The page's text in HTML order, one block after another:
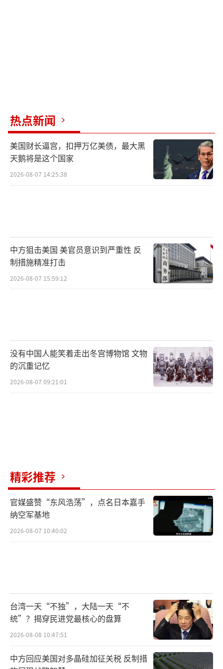
楼造成“轻微破坏”，俄国防部随后指控乌方
实施“恐怖袭击”，并称“8架无人机均被击
中”。路透社形容，这是乌克兰对莫斯科发动
的“最大规模无人机袭击”。同时，乌国防部
称俄军再次对基辅发动无人机袭击，“已击落3
当天晚些时候表态说，美国不支持在俄罗斯境
内发动袭击，重点是帮助乌克兰夺回主权领
土。
恐怖主义活动。对于基辅的挑衅行为，俄罗斯
将会予以回应措施，同时也会查找出该事件的
责任人。（责任编辑：杨靖）
热点新闻
美国财长逼宫，扣押万亿美债，最大黑
天鹅将是这个国家
2026-08-07 14:25:38
中方狙击美国 美官员意识到严重性 反
制措施精准打击
2026-08-07 15:59:12
没有中国人能笑着走出冬宫博物馆 文物
的沉重记忆
2026-08-07 09:21:01
精彩推荐
官媒盛赞“东风浩荡”，点名日本嘉手
纳空军基地
2026-08-07 10:40:02
台湾一天“不独”，大陆一天“不
统”？揭穿民进党最核心的盘算
2026-08-08 10:47:51
中方回应美国对多晶硅加征关税 反制措